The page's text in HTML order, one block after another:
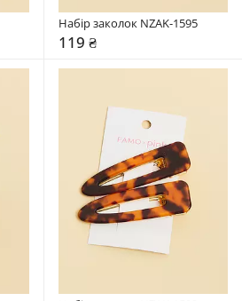
Набір заколок NZAK-1595
119 ₴